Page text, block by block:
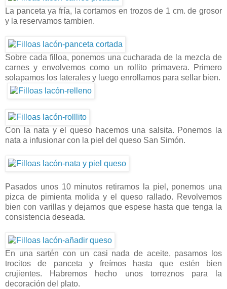
La panceta ya fría, la cortamos en trozos de 1 cm. de grosor
y la reservamos tambien.
Sobre cada filloa, ponemos una cucharada de la mezcla de
carnes y envolvemos como un rollito primavera. Primero
solapamos los laterales y luego enrollamos para sellar bien.
Con la nata y el queso hacemos una salsita. Ponemos la
nata a infusionar con la piel del queso San Simón.
Pasados unos 10 minutos retiramos la piel, ponemos una
pizca de pimienta molida y el queso rallado. Revolvemos
bien con varillas y dejamos que espese hasta que tenga la
consistencia deseada.
En una sartén con un casi nada de aceite, pasamos los
trocitos de panceta y freímos hasta que estén bien
crujientes. Habremos hecho unos torreznos para la
decoración del plato.